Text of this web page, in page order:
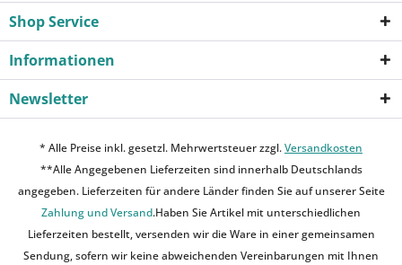
Shop Service
Informationen
Newsletter
* Alle Preise inkl. gesetzl. Mehrwertsteuer zzgl.Versandkosten
**Alle Angegebenen Lieferzeiten sind innerhalb Deutschlands
angegeben. Lieferzeiten für andere Länder finden Sie auf unserer Seite
Zahlung und Versand.Haben Sie Artikel mit unterschiedlichen
Lieferzeiten bestellt, versenden wir die Ware in einer gemeinsamen
Sendung, sofern wir keine abweichenden Vereinbarungen mit Ihnen